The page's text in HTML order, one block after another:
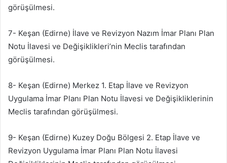
görüşülmesi.
7- Keşan (Edirne) İlave ve Revizyon Nazım İmar Planı Plan
Notu İlavesi ve Değişiklikleri’nin Meclis tarafından
görüşülmesi.
8- Keşan (Edirne) Merkez 1. Etap İlave ve Revizyon
Uygulama İmar Planı Plan Notu İlavesi ve Değişikliklerinin
Meclis tarafından görüşülmesi.
9- Keşan (Edirne) Kuzey Doğu Bölgesi 2. Etap İlave ve
Revizyon Uygulama İmar Planı Plan Notu İlavesi